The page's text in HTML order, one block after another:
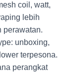
coil, watt,
lebih
perawatan.
unboxing,
terpesona.
perangkat